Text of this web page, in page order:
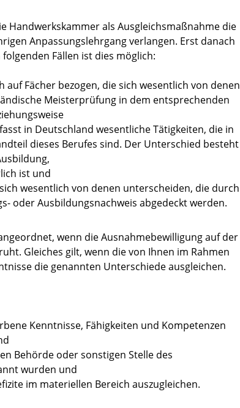
Handwerkskammer als Ausgleichsmaßnahme die
Anpassungslehrgang verlangen. Erst danach
Fällen ist dies möglich:
Fächer bezogen, die sich wesentlich von denen
Meisterprüfung in dem entsprechenden
in Deutschland wesentliche Tätigkeiten, die in
dieses Berufes sind. Der Unterschied besteht
ist und
wesentlich von denen unterscheiden, die durch
oder Ausbildungsnachweis abgedeckt werden.
wenn die Ausnahmebewilligung auf der
Gleiches gilt, wenn die von Ihnen im Rahmen
die genannten Unterschiede ausgleichen.
Kenntnisse, Fähigkeiten und Kompetenzen
Behörde oder sonstigen Stelle des
wurden und
im materiellen Bereich auszugleichen.